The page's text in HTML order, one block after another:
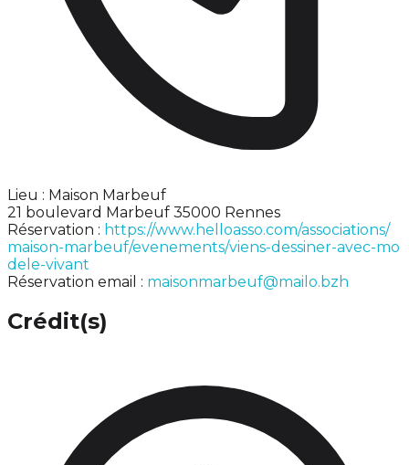
Lieu : Maison Marbeuf
21 boulevard Marbeuf 35000 Rennes
Réservation : https://www.helloasso.com/associations/
maison-marbeuf/evenements/viens-dessiner-avec-mo
dele-vivant
Réservation email : maisonmarbeuf@mailo.bzh
Crédit(s)